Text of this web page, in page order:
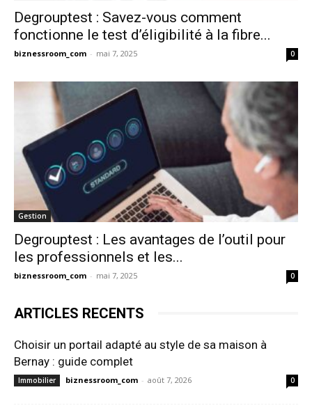
Degrouptest : Savez-vous comment
fonctionne le test d’éligibilité à la fibre...
biznessroom_com - mai 7, 2025 0
Gestion
Degrouptest : Les avantages de l’outil pour
les professionnels et les...
biznessroom_com - mai 7, 2025 0
ARTICLES RECENTS
Choisir un portail adapté au style de sa maison à
Bernay : guide complet
Immobilier biznessroom_com - août 7, 2026 0